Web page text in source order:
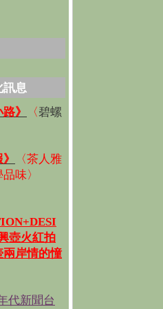
訊息
》 〈碧螺
〈茶人雅
味〉
壺火紅拍
岸情的憧
代新聞台